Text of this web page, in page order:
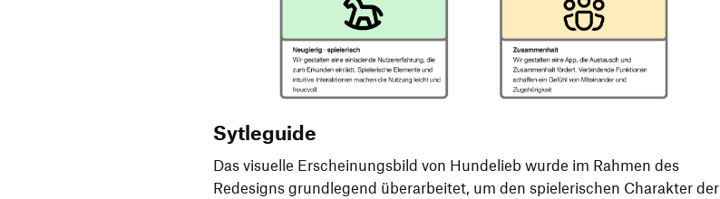
Sytleguide
Das visuelle Erscheinungsbild von Hundelieb wurde im Rahmen des
Redesigns grundlegend überarbeitet, um den spielerischen Charakter der